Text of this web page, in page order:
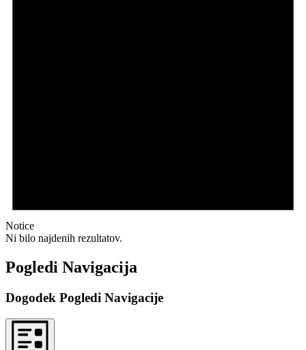
Notice
Ni bilo najdenih rezultatov.
Pogledi Navigacija
Dogodek Pogledi Navigacije